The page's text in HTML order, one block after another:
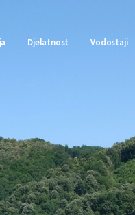
Vodostaji
Djelatnost